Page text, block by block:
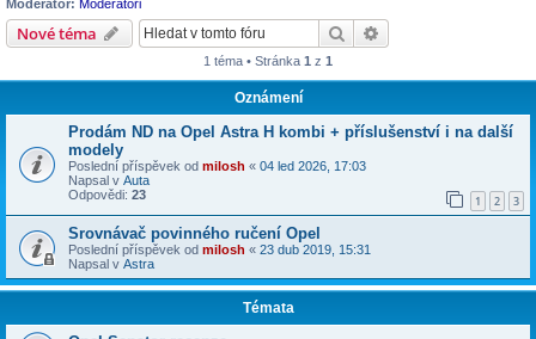
Moderátor: Moderátoři
Nové téma Hledat
1 téma • Stránka 1 z 1
Oznámení
Prodám ND na Opel Astra H kombi + příslušenství i na další
modely
Poslední příspěvek od milosh « 04 led 2026, 17:03
Napsal v Auta
Odpovědi: 23 1 2 3
Srovnávač povinného ručení Opel
Poslední příspěvek od milosh « 23 dub 2019, 15:31
Napsal v Astra
Témata